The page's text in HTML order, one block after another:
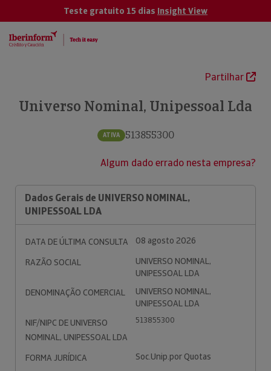
Teste gratuito 15 dias Insight View
Partilhar
Universo Nominal, Unipessoal Lda
ATIVA 513855300
Algum dado errado nesta empresa?
Dados Gerais de UNIVERSO NOMINAL,
UNIPESSOAL LDA
DATA DE ÚLTIMA CONSULTA
08 agosto 2026
RAZÃO SOCIAL
UNIVERSO NOMINAL,
UNIPESSOAL LDA
DENOMINAÇÃO COMERCIAL
UNIVERSO NOMINAL,
UNIPESSOAL LDA
NIF/NIPC DE UNIVERSO
NOMINAL, UNIPESSOAL LDA
513855300
FORMA JURÍDICA
Soc.Unip.por Quotas